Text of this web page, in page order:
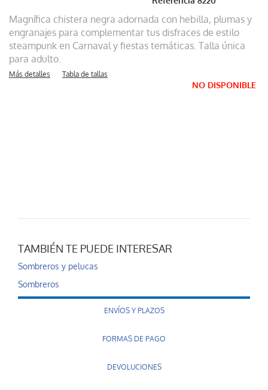
Magnífica chistera negra adornada con hebilla, plumas y
engranajes para complementar tus disfraces de estilo
steampunk en Carnaval y fiestas temáticas. Talla única
para adulto.
Más detalles Tabla de tallas
NO DISPONIBLE
TAMBIÉN TE PUEDE INTERESAR
Sombreros y pelucas
Sombreros
ENVÍOS Y PLAZOS
FORMAS DE PAGO
DEVOLUCIONES